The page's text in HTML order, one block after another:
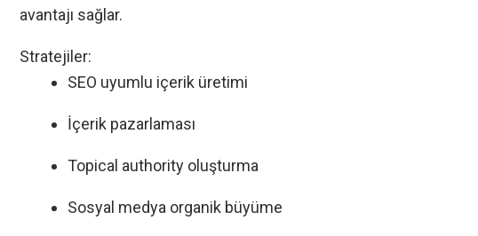
avantajı sağlar.
Stratejiler:
SEO uyumlu içerik üretimi
İçerik pazarlaması
Topical authority oluşturma
Sosyal medya organik büyüme